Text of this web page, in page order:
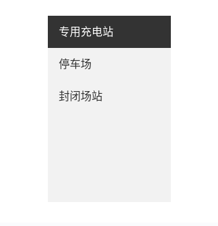
专用充电站
停车场
封闭场站